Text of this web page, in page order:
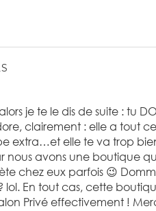
je te le dis de suite : tu
clairement : elle a tout
extra…et elle te va trop bien
nous avons une boutique
chez eux parfois 😉
En tout cas, cette
Privé effectivement !